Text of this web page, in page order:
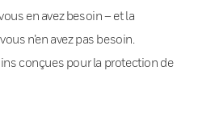
en avez besoin – et la
n’en avez pas besoin.
conçues pour la protection de